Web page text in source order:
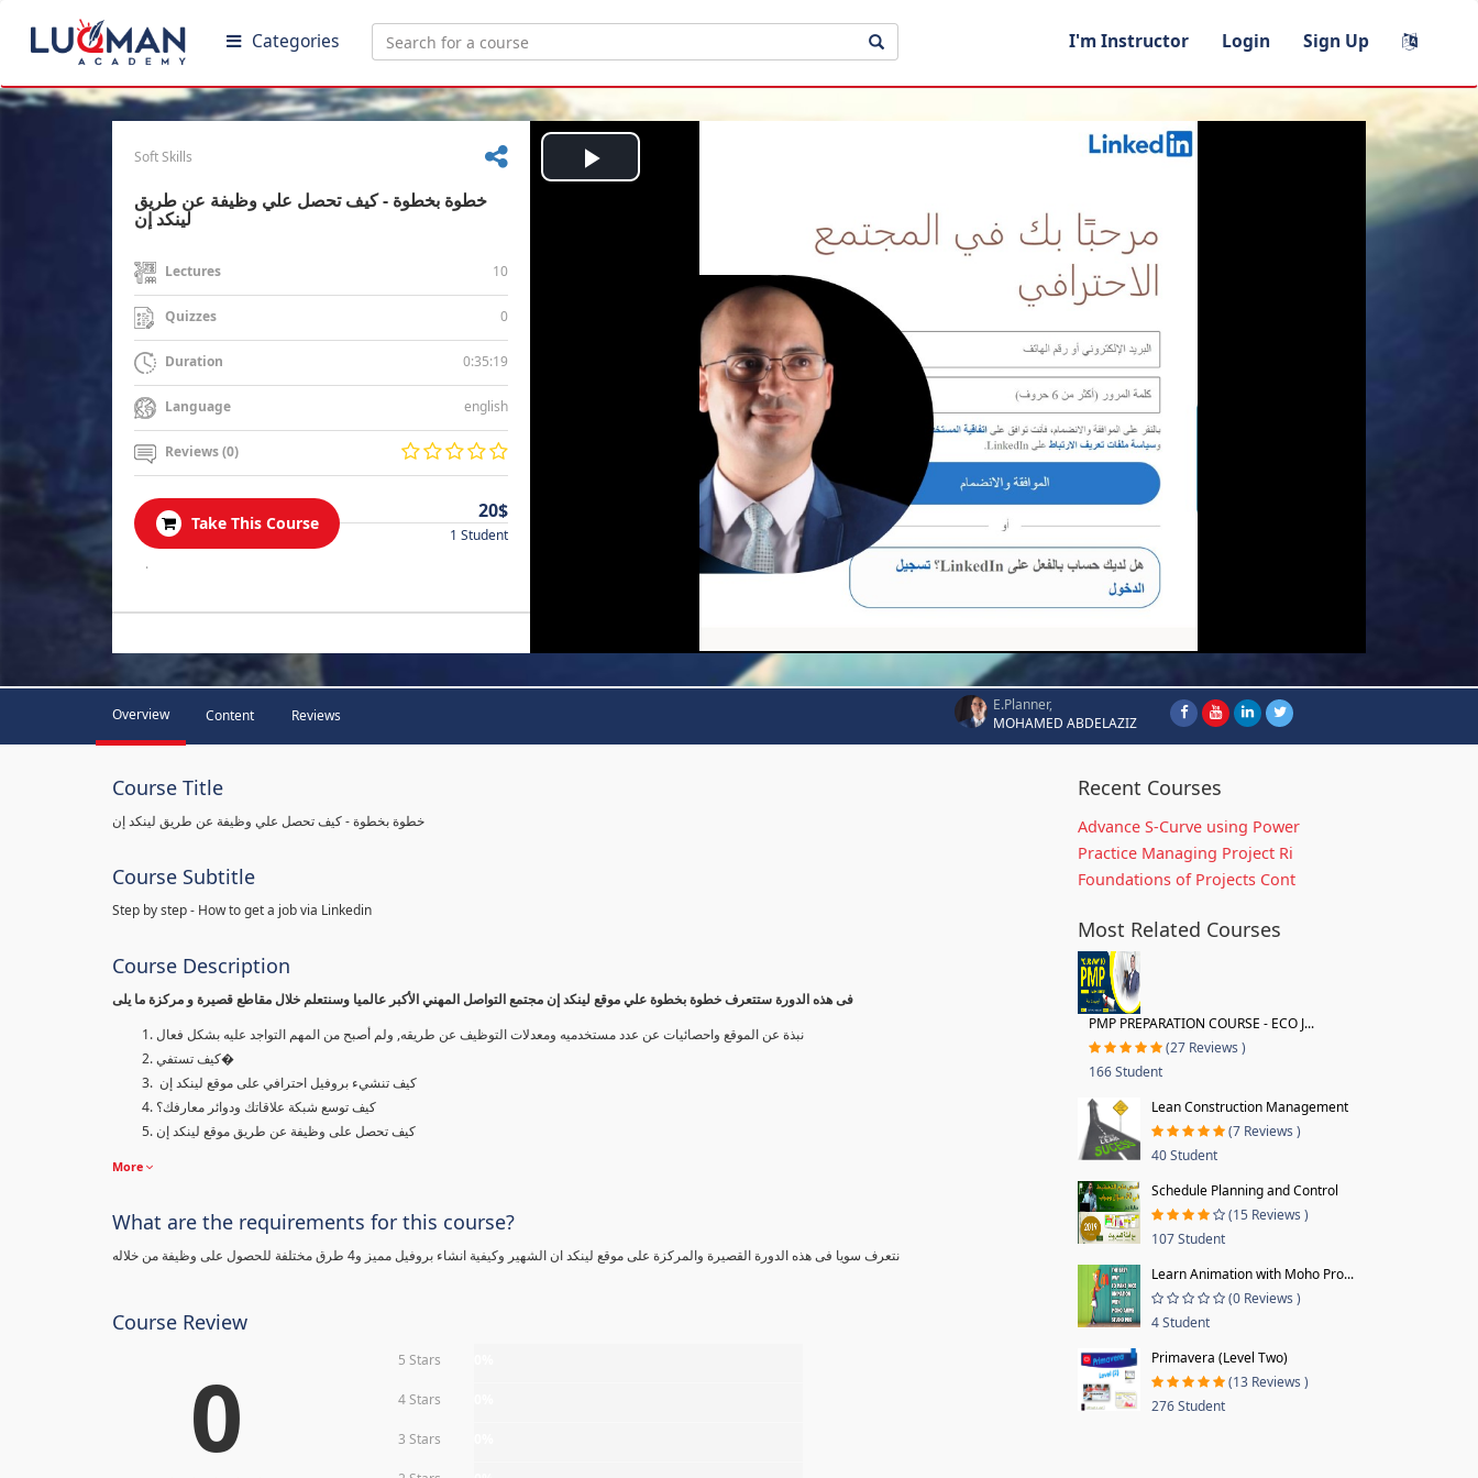
Categories I'm Instructor Login Sign Up
Soft Skills
خطوة بخطوة - كيف تحصل علي وظيفة عن طريق
لينكد إن
Lectures 10
Quizzes 0
Duration 0:35:19
Language english
Reviews (0)
Take This Course
20$
1 Student
.
Play
Overview Content Reviews
E.Planner,
MOHAMED ABDELAZIZ
Course Title
خطوة بخطوة - كيف تحصل علي وظيفة عن طريق لينكد إن
Course Subtitle
Step by step - How to get a job via Linkedin
Course Description
فى هذه الدورة ستتعرف خطوة بخطوة علي موقع لينكد إن مجتمع التواصل المهني الأكبر عالميا وسنتعلم خلال مقاطع قصيرة و مركزة ما يلى
نبذة عن الموقع واحصائيات عن عدد مستخدميه ومعدلات التوظيف عن طريقه, ولم أصبح من المهم التواجد عليه بشكل فعال
كيف تستفي�
كيف تنشيء بروفيل احترافي على موقع لينكد إن
كيف توسع شبكة علاقاتك ودوائر معارفك؟
كيف تحصل على وظيفة عن طريق موقع لينكد إن
More
What are the requirements for this course?
نتعرف سويا فى هذه الدورة القصيرة والمركزة على موقع لينكد ان الشهير وكيفية انشاء بروفيل مميز و4 طرق مختلفة للحصول على وظيفة من خلاله
Course Review
0 5 Stars
4 Stars
3 Stars
Recent Courses
Advance S-Curve using Power
Practice Managing Project Ri
Foundations of Projects Cont
Most Related Courses
PMP PREPARATION COURSE - ECO J...
(27 Reviews )
166 Student
Lean Construction Management
(7 Reviews )
40 Student
Schedule Planning and Control
(15 Reviews )
107 Student
Learn Animation with Moho Pro...
(0 Reviews )
4 Student
Primavera (Level Two)
(13 Reviews )
276 Student